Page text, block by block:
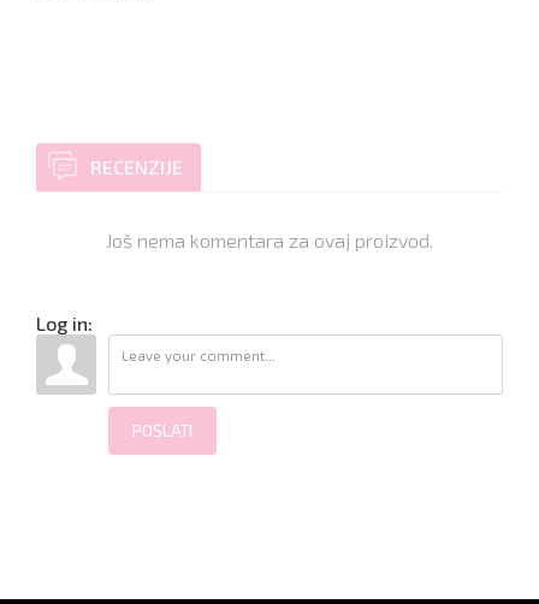
RECENZIJE
Još nema komentara za ovaj proizvod.
Log in:
POSLATI